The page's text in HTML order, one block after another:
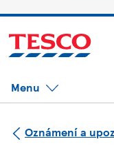
Menu
Oznámení a